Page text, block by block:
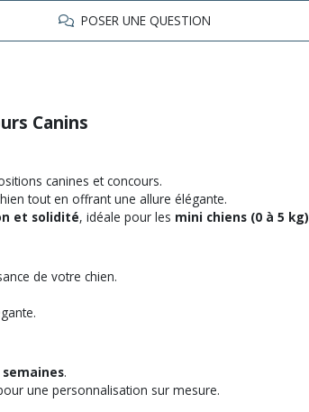
POSER UNE QUESTION
Canins
canines et concours.
tout en offrant une allure élégante.
et solidité, idéale pour les mini chiens (0 à 5 kg)
de votre chien.
semaines.
une personnalisation sur mesure.